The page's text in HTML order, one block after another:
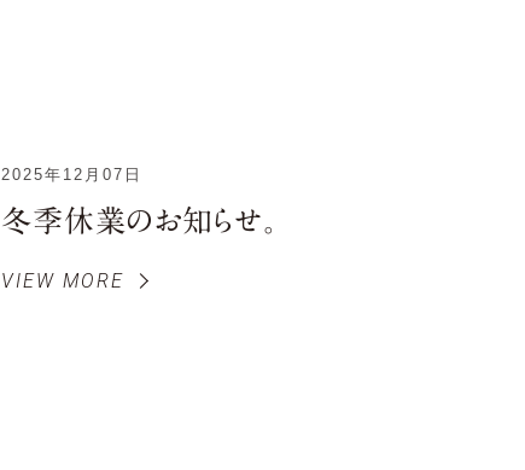
2025年12月07日
冬季休業のお知らせ。
VIEW MORE